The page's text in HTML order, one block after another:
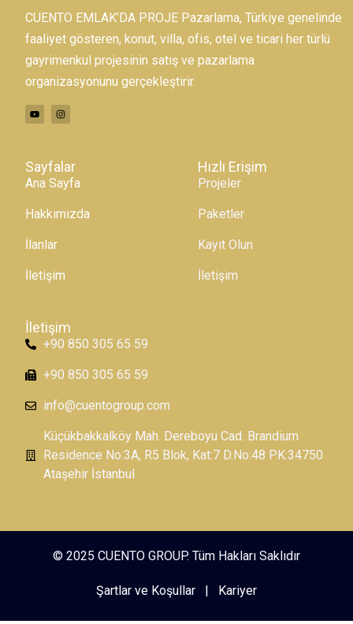
CUENTO EMLAK’DA PROJE Pazarlama, Türkiye genelinde
faaliyet gösteren, konut, villa, ofis, otel ve ticari her türlü
gayrimenkul projesinin satış ve pazarlama
organizasyonunu gerçekleştirir.
Sayfalar
Ana Sayfa
Hakkımızda
İlanlar
İletişim
Hızlı Erişim
Projeler
Paketler
Kayıt Olun
İletişim
İletişim
+90 850 305 65 59
+90 850 305 65 59
info@cuentogroup.com
Küçükbakkalköy Mah. Dereboyu Cad. Brandium
Residence No:3A, R5 Blok, Kat:7 D.No:48 PK:34750
Ataşehir İstanbul
© 2025 CUENTO GROUP. Tüm Hakları Saklıdır
Şartlar ve Koşullar Kariyer